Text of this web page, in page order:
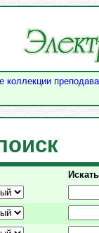
коллекции
Искать